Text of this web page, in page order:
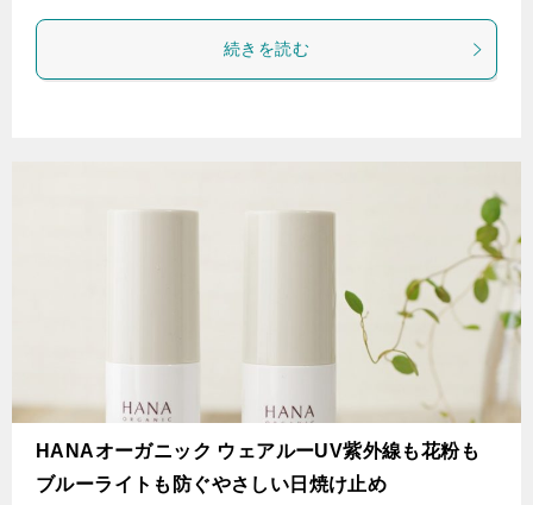
続きを読む
HANAオーガニック ウェアルーUV紫外線も花粉も
ブルーライトも防ぐやさしい日焼け止め